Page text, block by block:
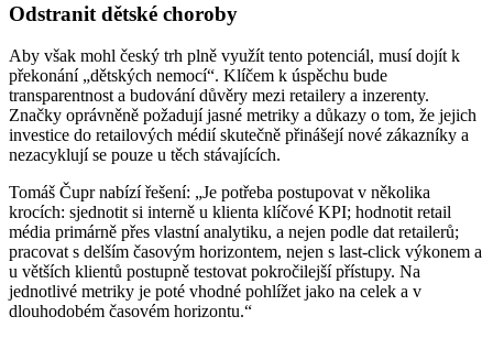
Odstranit dětské choroby
Aby však mohl český trh plně využít tento potenciál, musí dojít k
překonání „dětských nemocí“. Klíčem k úspěchu bude
transparentnost a budování důvěry mezi retailery a inzerenty.
Značky oprávněně požadují jasné metriky a důkazy o tom, že jejich
investice do retailových médií skutečně přinášejí nové zákazníky a
nezacyklují se pouze u těch stávajících.
Tomáš Čupr nabízí řešení: „Je potřeba postupovat v několika
krocích: sjednotit si interně u klienta klíčové KPI; hodnotit retail
média primárně přes vlastní analytiku, a nejen podle dat retailerů;
pracovat s delším časovým horizontem, nejen s last-click výkonem a
u větších klientů postupně testovat pokročilejší přístupy. Na
jednotlivé metriky je poté vhodné pohlížet jako na celek a v
dlouhodobém časovém horizontu.“